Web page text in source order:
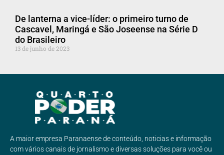
De lanterna a vice-líder: o primeiro turno de
Cascavel, Maringá e São Joseense na Série D
do Brasileiro
13 de junho de 2023
A maior empresa Paranaense de conteúdo, noticias e informação
com vários canais de jornalismo e diversas soluções para você ou